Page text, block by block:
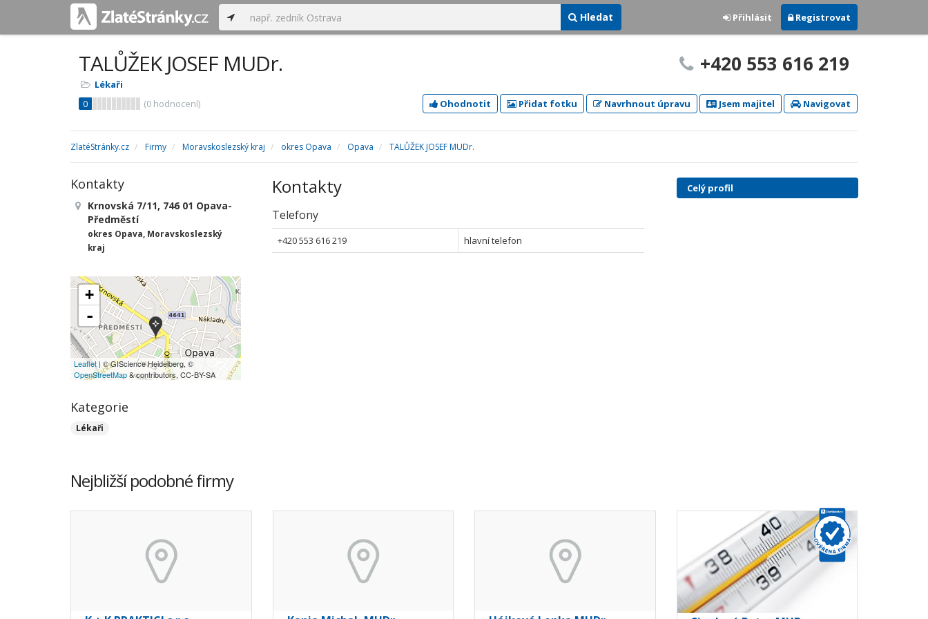
Hledat Přihlásit Registrovat
TALŮŽEK JOSEF MUDr.
Lékaři
0
(0 hodnocení)
+420 553 616 219
Ohodnotit Přidat fotku Navrhnout úpravu Jsem majitel Navigovat
ZlatéStránky.cz Firmy Moravskoslezský kraj okres Opava Opava TALŮŽEK JOSEF MUDr.
Kontakty
Telefony
+420 553 616 219 hlavní telefon
Kontakty
Krnovská 7/11, 746 01 Opava-
Předměstí
okres Opava, Moravskoslezský
kraj
+
-
Leaflet | © GIScience Heidelberg, ©
OpenStreetMap& contributors, CC-BY-SA
Kategorie
Lékaři
Celý profil
Nejbližší podobné firmy